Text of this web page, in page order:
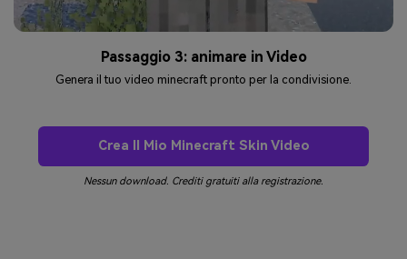
Passaggio 3: animare in Video
Genera il tuo video minecraft pronto per la condivisione.
Crea Il Mio Minecraft Skin Video
Nessun download. Crediti gratuiti alla registrazione.